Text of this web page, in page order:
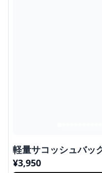
軽量サコッシュバッ
¥3,950